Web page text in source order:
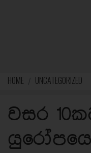
HOME UNCATEGORIZED
වසර